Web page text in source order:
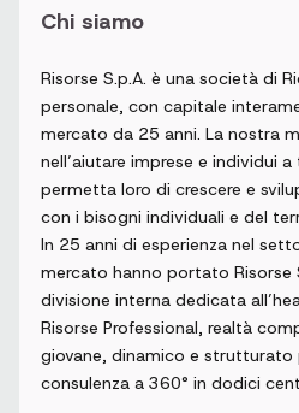
Chi siamo
Risorse S.p.A. è una società di
personale, con capitale
mercato da 25 anni. La nostra
nell’aiutare imprese e individui
permetta loro di crescere e
con i bisogni individuali e del
In 25 anni di esperienza nel
mercato hanno portato Risorse
divisione interna dedicata
Risorse Professional, realtà
giovane, dinamico e strutturato
consulenza a 360° in dodici